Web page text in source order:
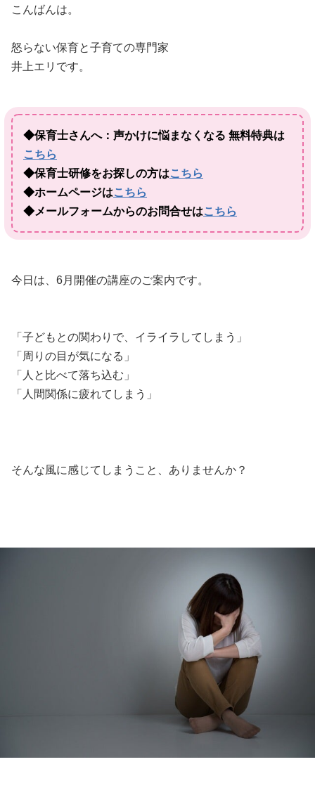
こんばんは。
怒らない保育と子育ての専門家
井上エリです。
◆保育士さんへ：声かけに悩まなくなる 無料特典は
こちら
◆保育士研修をお探しの方はこちら
◆ホームページはこちら
◆メールフォームからのお問合せはこちら
今日は、6月開催の講座のご案内です。
「子どもとの関わりで、イライラしてしまう」
「周りの目が気になる」
「人と比べて落ち込む」
「人間関係に疲れてしまう」
そんな風に感じてしまうこと、ありませんか？